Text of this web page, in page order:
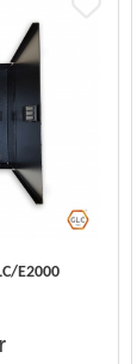
E2000